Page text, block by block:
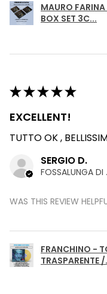
MAURO
BOX SET 3C...
★★★★★
EXCELLENT!
TUTTO OK ,
SERGIO D.
WAS THIS REVIEW
FRANCHINO -
TRASPARENTE